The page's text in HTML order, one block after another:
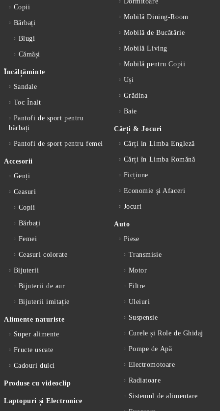
Copii
Bărbați
Blugi
Cămăși
Încălțăminte
Sandale
Toc Înalt
Pantofi de sport pentru
bărbați
Pantofi de sport pentru femei
Accesorii
Genți
Ceasuri
Copii
Bărbați
Femei
Ceasuri colorate
Bijuterii
Bijuterii de aur
Bijuterii imitație
Alimente naturiste
Super alimente
Fructe uscate
Cadouri dulci
Produse cu videoclip
Laptopuri și Electronice
Mobilă Dining-Room
Mobilă de Bucătărie
Mobilă Living
Mobilă pentru Copii
Uși
Grădina
Baie
Cărți & Jocuri
Cărți in Limba Engleză
Cărți în Limba Romănă
Ficțiune
Economie și Afaceri
Jocuri
Auto
Piese
Transmisie
Motor
Filtre
Uleiuri
Suspensie
Curele și Role de Ghidaj
Pompe de Apă
Electromotoare
Radiatoare
Sistemul de alimentare